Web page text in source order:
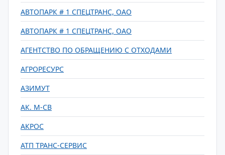
АВТОПАРК # 1 СПЕЦТРАНС, ОАО
АВТОПАРК # 1 СПЕЦТРАНС, ОАО
АГЕНТСТВО ПО ОБРАЩЕНИЮ С ОТХОДАМИ
АГРОРЕСУРС
АЗИМУТ
АК. М-СВ
АКРОС
АТП ТРАНС-СЕРВИС